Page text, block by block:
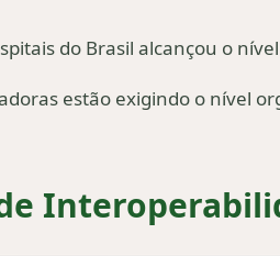
do Brasil alcançou o
estão exigindo o nível